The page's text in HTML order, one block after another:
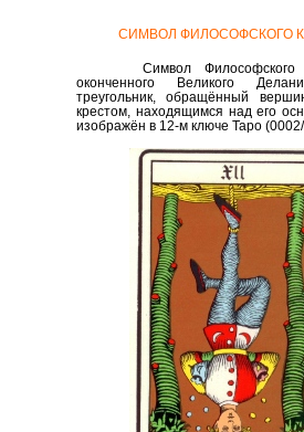
СИМВОЛ ФИЛОСОФСКОГО
Символ Философского
оконченного Великого
треугольник, обращённый
крестом, находящимся над его
изображён в 12-м ключе Таро